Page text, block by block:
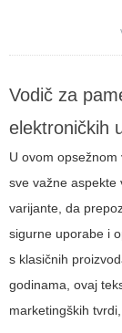
Vodič za
elektroničkih
U ovom
sve važne aspekte
varijante, da
sigurne uporabe i
s klasičnih
godinama, ovaj
marketingških